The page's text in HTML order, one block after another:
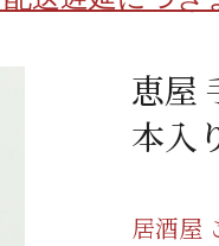
恵屋
本入
居酒屋